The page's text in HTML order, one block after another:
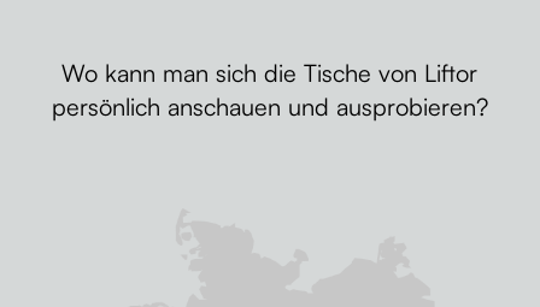
Wo kann man sich die Tische von Liftor
persönlich anschauen und ausprobieren?